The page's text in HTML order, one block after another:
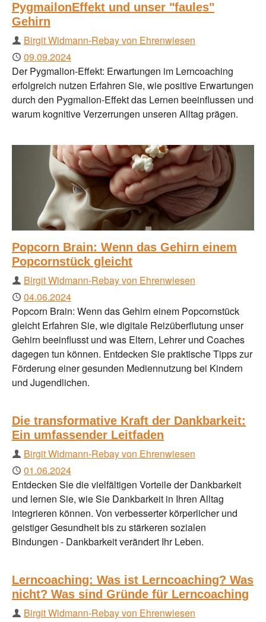
PygmailonEffekt und unser "faules"
Gehirn
Autor
Birgit Widmann-Rebay von Ehrenwiesen
Publiziert
09.09.2024
Der Pygmalion-Effekt: Erwartungen im Lerncoaching
erfolgreich nutzen Erfahren Sie, wie positive Erwartungen
durch den Pygmalion-Effekt das Lernen beeinflussen und
warum kognitive Verzerrungen unseren Alltag prägen.
Popcorn Brain: Wenn das Gehirn einem
Popcornstück gleicht
Autor
Birgit Widmann-Rebay von Ehrenwiesen
Publiziert
04.06.2024
Popcorn Brain: Wenn das Gehirn einem Popcornstück
gleicht Erfahren Sie, wie digitale Reizüberflutung unser
Gehirn beeinflusst und was Eltern, Lehrer und Coaches
dagegen tun können. Entdecken Sie praktische Tipps zur
Förderung einer gesunden Mediennutzung bei Kindern
und Jugendlichen.
Die transformative Kraft der Dankbarkeit:
Ein umfassender Leitfaden
Autor
Birgit Widmann-Rebay von Ehrenwiesen
Publiziert
01.06.2024
Entdecken Sie die vielfältigen Vorteile der Dankbarkeit
und lernen Sie, wie Sie Dankbarkeit in Ihren Alltag
integrieren können. Von verbesserter körperlicher und
geistiger Gesundheit bis zu stärkeren sozialen
Bindungen - Dankbarkeit verändert Ihr Leben.
Lerncoaching: Was ist Lerncoaching? Was
nicht? Was sind Gründe für Lerncoaching
Autor
Birgit Widmann-Rebay von Ehrenwiesen